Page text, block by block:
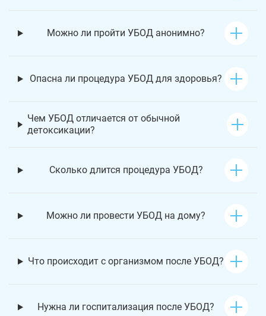
Можно ли пройти УБОД анонимно?
Опасна ли процедура УБОД для здоровья?
Чем УБОД отличается от обычной
детоксикации?
Сколько длится процедура УБОД?
Можно ли провести УБОД на дому?
Что происходит с организмом после УБОД?
Нужна ли госпитализация после УБОД?